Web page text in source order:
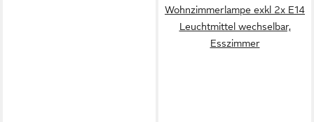
Wohnzimmerlampe exkl 2x E14
Leuchtmittel wechselbar,
Esszimmer